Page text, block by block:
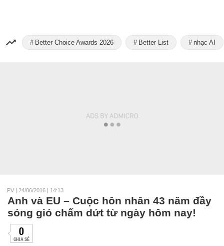
Better Choice Awards 2026 Better List nhạc AI
PV | 24/06/2016 | 14:13
Anh và EU – Cuộc hôn nhân 43 năm đầy
sóng gió chấm dứt từ ngày hôm nay!
0
CHIA SẺ